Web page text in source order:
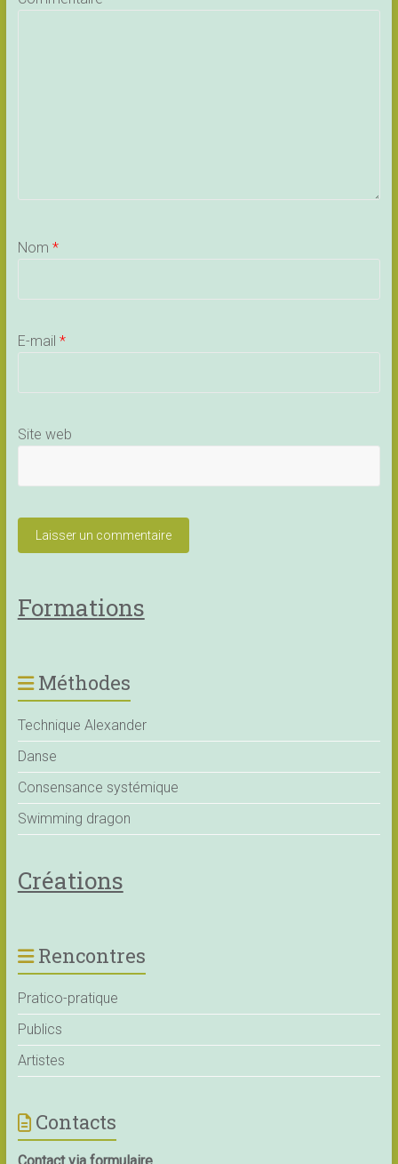
Nom *
E-mail *
Site web
Formations
Méthodes
Technique Alexander
Danse
Consensance systémique
Swimming dragon
Créations
Rencontres
Pratico-pratique
Publics
Artistes
Contacts
Contact via formulaire